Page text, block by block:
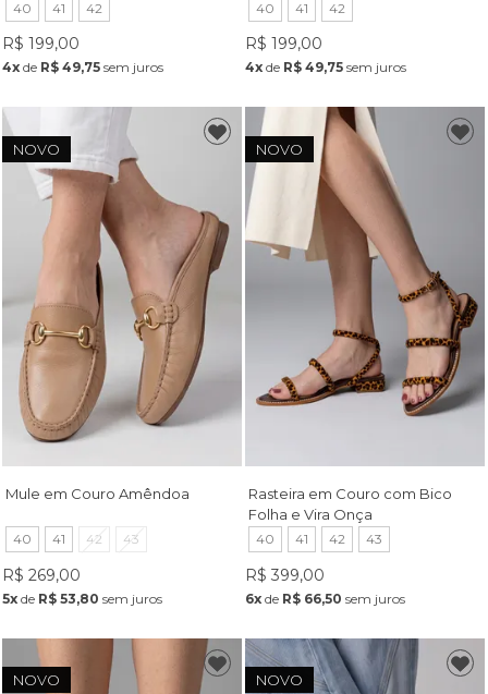
40 41 42
R$ 199,00
4xde R$ 49,75sem juros
40 41 42
R$ 199,00
4x de R$ 49,75 sem juros
NOVO
Mule em Couro Amêndoa
40 41 42 43
R$ 269,00
5xde R$ 53,80 sem juros
NOVO
Rasteira em Couro com Bico
Folha e Vira Onça
40 41 42 43
R$ 399,00
6x de R$ 66,50 sem juros
NOVO NOVO